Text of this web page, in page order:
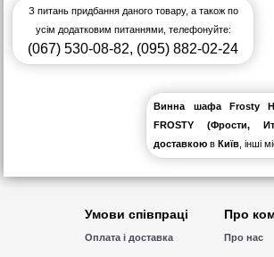
З питань придбання даного товару, а також по
усім додатковим питаннями, телефонуйте:
(067) 530-08-82, (095) 882-02-24
Винна шафа Frosty
FROSTY (Фрости,
доставкою вКиїв , інші
Умови співпраці
Оплата і доставка
Про
Про нас